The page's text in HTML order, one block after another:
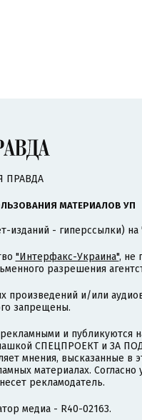
ПРАВДА
МАТЕРИАЛОВ УП
изданий - гиперссылки)
"Интерфакс-Украина", не
разрешения
произведений и/или
запрещены.
и публикуются
СПЕЦПРОЕКТ и ЗА
мнения, высказанные в
материалах. Согласно
рекламодатель.
медиа - R40-02163.